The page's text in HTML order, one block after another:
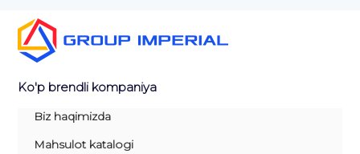
Ko'p brendli kompaniya
Biz haqimizda
Mahsulot katalogi